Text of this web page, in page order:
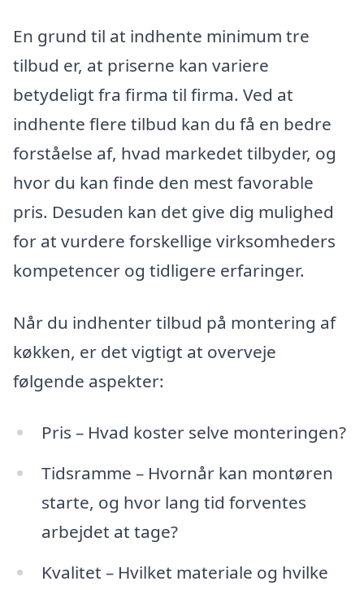
En grund til at indhente minimum tre
tilbud er, at priserne kan variere
betydeligt fra firma til firma. Ved at
indhente flere tilbud kan du få en bedre
forståelse af, hvad markedet tilbyder, og
hvor du kan finde den mest favorable
pris. Desuden kan det give dig mulighed
for at vurdere forskellige virksomheders
kompetencer og tidligere erfaringer.
Når du indhenter tilbud på montering af
køkken, er det vigtigt at overveje
følgende aspekter:
Pris – Hvad koster selve monteringen?
Tidsramme – Hvornår kan montøren
starte, og hvor lang tid forventes
arbejdet at tage?
Kvalitet – Hvilket materiale og hvilke